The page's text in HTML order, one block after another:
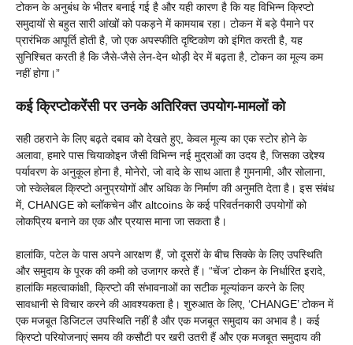
टोकन के अनुबंध के भीतर बनाई गई है और यही कारण है कि यह विभिन्न क्रिप्टो
समुदायों से बहुत सारी आंखों को पकड़ने में कामयाब रहा। टोकन में बड़े पैमाने पर
प्रारंभिक आपूर्ति होती है, जो एक अपस्फीति दृष्टिकोण को इंगित करती है, यह
सुनिश्चित करती है कि जैसे-जैसे लेन-देन थोड़ी देर में बढ़ता है, टोकन का मूल्य कम
नहीं होगा।”
कई क्रिप्टोकरेंसी पर उनके अतिरिक्त उपयोग-मामलों को
सही ठहराने के लिए बढ़ते दबाव को देखते हुए, केवल मूल्य का एक स्टोर होने के
अलावा, हमारे पास चियाकोइन जैसी विभिन्न नई मुद्राओं का उदय है, जिसका उद्देश्य
पर्यावरण के अनुकूल होना है, मोनेरो, जो वादे के साथ आता है गुमनामी, और सोलाना,
जो स्केलेबल क्रिप्टो अनुप्रयोगों और अधिक के निर्माण की अनुमति देता है। इस संबंध
में, CHANGE को ब्लॉकचेन और altcoins के कई परिवर्तनकारी उपयोगों को
लोकप्रिय बनाने का एक और प्रयास माना जा सकता है।
हालांकि, पटेल के पास अपने आरक्षण हैं, जो दूसरों के बीच सिक्के के लिए उपस्थिति
और समुदाय के पूरक की कमी को उजागर करते हैं। “चेंज’ टोकन के निर्धारित इरादे,
हालांकि महत्वाकांक्षी, क्रिप्टो की संभावनाओं का सटीक मूल्यांकन करने के लिए
सावधानी से विचार करने की आवश्यकता है। शुरुआत के लिए, ‘CHANGE’ टोकन में
एक मजबूत डिजिटल उपस्थिति नहीं है और एक मजबूत समुदाय का अभाव है। कई
क्रिप्टो परियोजनाएं समय की कसौटी पर खरी उतरी हैं और एक मजबूत समुदाय की